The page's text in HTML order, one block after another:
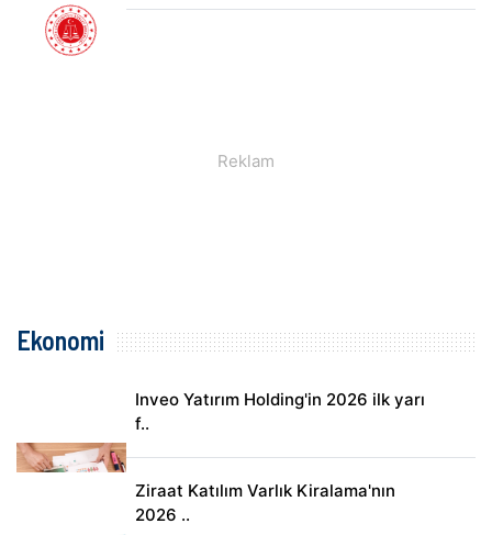
Ekonomi
Inveo Yatırım Holding'in 2026 ilk yarı
f..
Ziraat Katılım Varlık Kiralama'nın
2026 ..